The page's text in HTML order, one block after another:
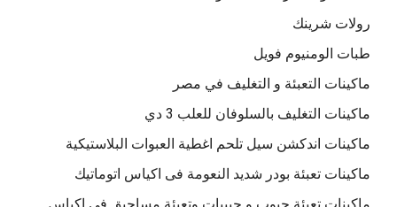
رولات شرينك
طبات الومنيوم فويل
ماكينات التعبئة و التغليف في مصر
ماكينات التغليف بالسلوفان للعلب 3 دي
ماكينات اندكشن سيل تلحم اغطية العبوات البلاستيكية
ماكينات تعبئة بودر شديد النعومة فى اكياس اتوماتيك